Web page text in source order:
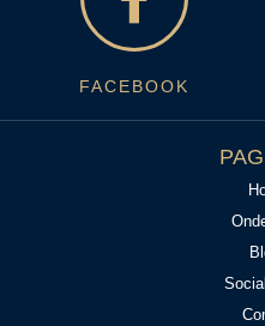
FACEBOOK